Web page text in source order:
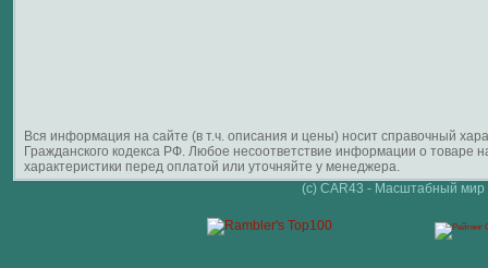
Вся информация на сайте (в т.ч. описания и цены) носит справочный
Гражданского кодекса РФ. Любое несоответствие информации о
характеристики перед оплатой или уточняйте у менеджера.
(c) CAR43 - Масштабный мир